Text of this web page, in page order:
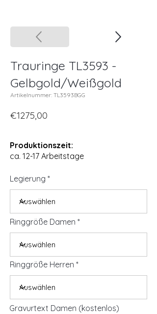
Trauringe TL3593 -
Gelbgold/Weißgold
Artikelnummer: TL3593BGG
€1275,00
Produktionszeit:
ca. 12-17 Arbeitstage
Legierung
Ringgröße Damen
Ringgröße Herren
Gravurtext Damen (kostenlos)